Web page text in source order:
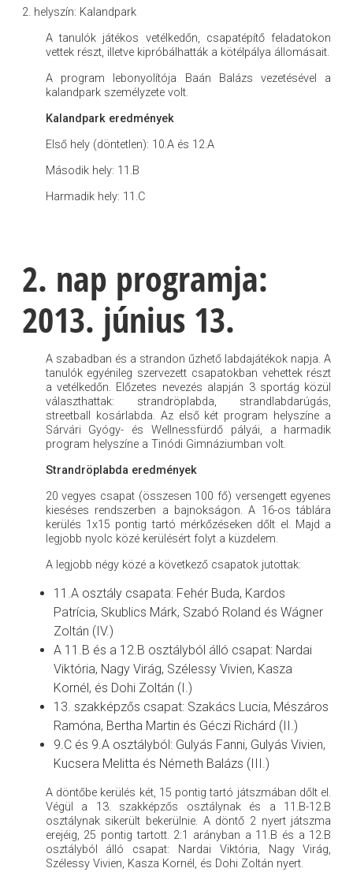
2. helyszín: Kalandpark
A tanulók játékos vetélkedőn, csapatépítő feladatokon
vettek részt, illetve kipróbálhatták a kötélpálya állomásait.
A program lebonyolítója Baán Balázs vezetésével a
kalandpark személyzete volt.
Kalandpark eredmények
Első hely (döntetlen): 10.A és 12.A
Második hely: 11.B
Harmadik hely: 11.C
2. nap programja:
2013. június 13.
A szabadban és a strandon űzhető labdajátékok napja. A
tanulók egyénileg szervezett csapatokban vehettek részt
a vetélkedőn. Előzetes nevezés alapján 3 sportág közül
választhattak: strandröplabda, strandlabdarúgás,
streetball kosárlabda. Az első két program helyszíne a
Sárvári Gyógy- és Wellnessfürdő pályái, a harmadik
program helyszíne a Tinódi Gimnáziumban volt.
Strandröplabda eredmények
20 vegyes csapat (összesen 100 fő) versengett egyenes
kieséses rendszerben a bajnokságon. A 16-os táblára
kerülés 1x15 pontig tartó mérkőzéseken dőlt el. Majd a
legjobb nyolc közé kerülésért folyt a küzdelem.
A legjobb négy közé a következő csapatok jutottak:
11.A osztály csapata: Fehér Buda, Kardos
Patrícia, Skublics Márk, Szabó Roland és Wágner
Zoltán (IV.)
A 11.B és a 12.B osztályból álló csapat: Nardai
Viktória, Nagy Virág, Szélessy Vivien, Kasza
Kornél, és Dohi Zoltán (I.)
13. szakképzős csapat: Szakács Lucia, Mészáros
Ramóna, Bertha Martin és Géczi Richárd (II.)
9.C és 9.A osztályból: Gulyás Fanni, Gulyás Vivien,
Kucsera Melitta és Németh Balázs (III.)
A döntőbe kerülés két, 15 pontig tartó játszmában dőlt el.
Végül a 13. szakképzős osztálynak és a 11.B-12.B
osztálynak sikerült bekerülnie. A döntő 2 nyert játszma
erejéig, 25 pontig tartott. 2:1 arányban a 11.B és a 12.B
osztályból álló csapat: Nardai Viktória, Nagy Virág,
Szélessy Vivien, Kasza Kornél, és Dohi Zoltán nyert.